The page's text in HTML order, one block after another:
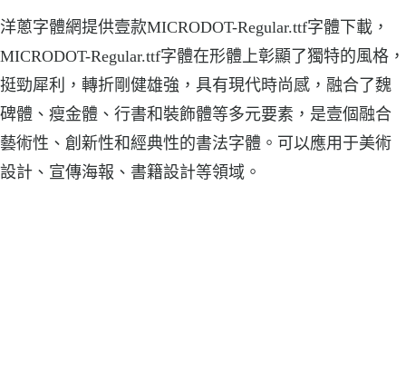
洋蔥字體網提供壹款MICRODOT-Regular.ttf字體下載，
MICRODOT-Regular.ttf字體在形體上彰顯了獨特的風格，
挺勁犀利，轉折剛健雄強，具有現代時尚感，融合了魏
碑體、瘦金體、行書和裝飾體等多元要素，是壹個融合
藝術性、創新性和經典性的書法字體。可以應用于美術
設計、宣傳海報、書籍設計等領域。